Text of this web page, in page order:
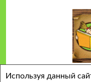
Используя данный